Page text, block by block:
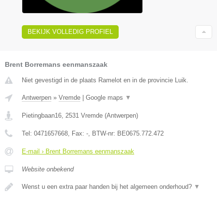
BEKIJK VOLLEDIG PROFIEL
Brent Borremans eenmanszaak
Niet gevestigd in de plaats Ramelot en in de provincie Luik.
Antwerpen » Vremde Google maps ▼
Pietingbaan16 2531 Vremde (Antwerpen)
Tel: 0471657668 , Fax: - , BTW-nr: BE0675.772.472
E-mail › Brent Borremans eenmanszaak
Website onbekend
Wenst u een extra paar handen bij het algemeen onderhoud? ▼